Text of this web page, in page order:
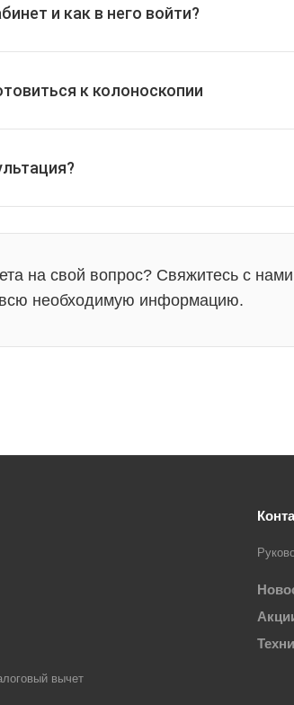
и как в него войти?
к колоноскопии
на свой вопрос? Свяжитесь с
необходимую информацию.
вычет